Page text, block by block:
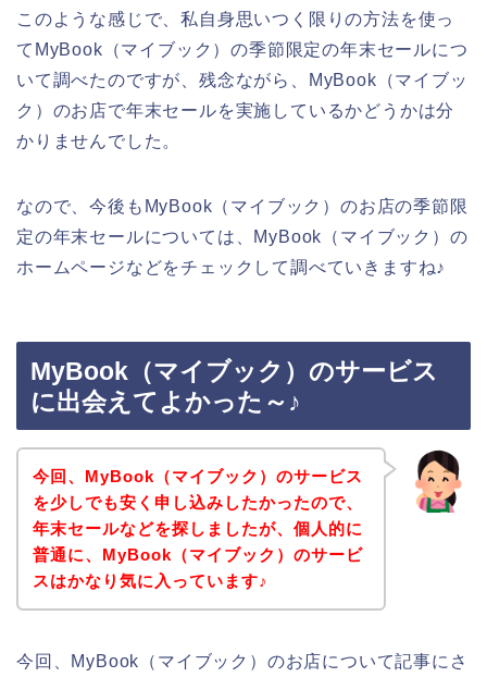
このような感じで、私自身思いつく限りの方法を使っ
てMyBook（マイブック）の季節限定の年末セールにつ
いて調べたのですが、残念ながら、MyBook（マイブッ
ク）のお店で年末セールを実施しているかどうかは分
かりませんでした。
なので、今後もMyBook（マイブック）のお店の季節限
定の年末セールについては、MyBook（マイブック）の
ホームページなどをチェックして調べていきますね♪
MyBook（マイブック）のサービス
に出会えてよかった～♪
今回、MyBook（マイブック）のサービス
を少しでも安く申し込みしたかったので、
年末セールなどを探しましたが、個人的に
普通に、MyBook（マイブック）のサービ
スはかなり気に入っています♪
今回、MyBook（マイブック）のお店について記事にさ